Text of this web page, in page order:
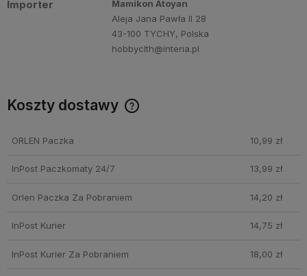
Importer
Mamikon Atoyan
Aleja Jana Pawła II 28
43-100 TYCHY, Polska
hobbyclth@interia.pl
Koszty dostawy
ORLEN Paczka 10,99 zł
InPost Paczkomaty 24/7 13,99 zł
Orlen Paczka Za Pobraniem 14,20 zł
InPost Kurier 14,75 zł
InPost Kurier Za Pobraniem 18,00 zł